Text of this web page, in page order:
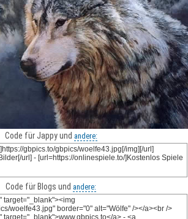
Code für Jappy und andere:
Code für Blogs und andere: